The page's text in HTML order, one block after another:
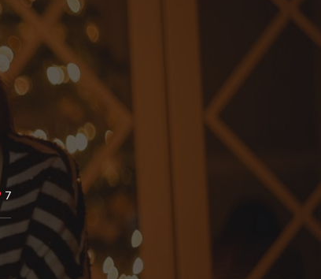
7